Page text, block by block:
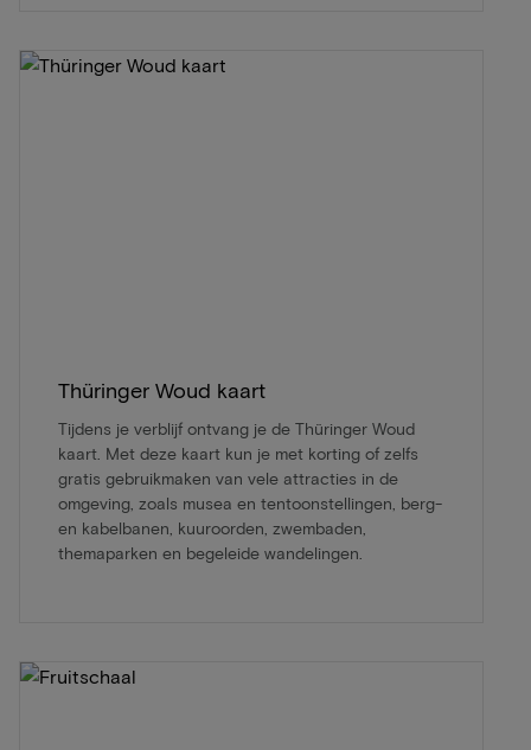
Thüringer Woud kaart
Tijdens je verblijf ontvang je de Thüringer Woud
kaart. Met deze kaart kun je met korting of zelfs
gratis gebruikmaken van vele attracties in de
omgeving, zoals musea en tentoonstellingen, berg-
en kabelbanen, kuuroorden, zwembaden,
themaparken en begeleide wandelingen.